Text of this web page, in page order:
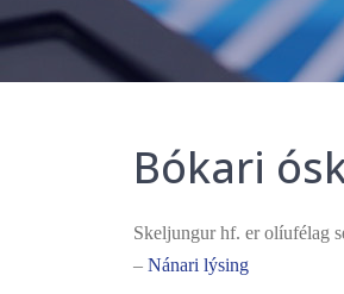
Bókari
Skeljungur hf. er olíufélag
– Nánari lýsing